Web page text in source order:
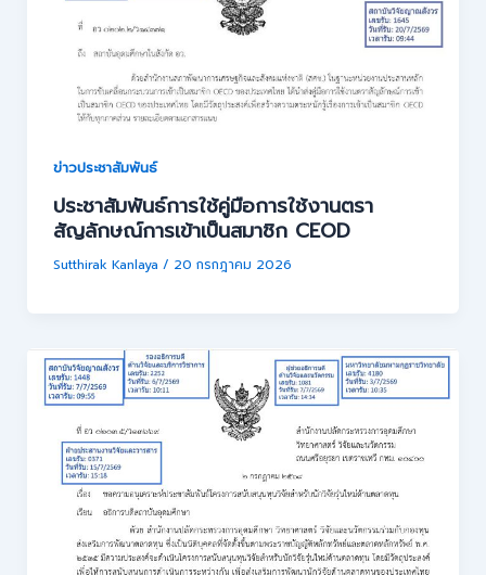
ข่าวประชาสัมพันธ์
ประชาสัมพันธ์การใช้คู่มือการใช้งานตรา
สัญลักษณ์การเข้าเป็นสมาชิก CEOD
Sutthirak Kanlaya / 20 กรกฎาคม 2026